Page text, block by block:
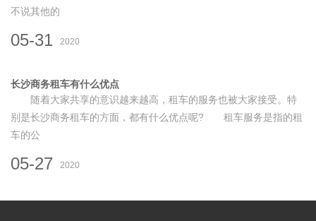
不说其他的
05-31 2020
长沙商务租车有什么优点
随着大家共享的意识越来越高，租车的服务也被大家接受。特
别是长沙商务租车的方面，都有什么优点呢? 租车服务是指的租
车的公
05-27 2020